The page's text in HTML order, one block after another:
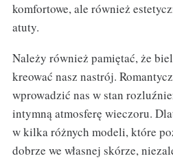
komfortowe, ale również
atuty.
Należy również pamiętać, że
kreować nasz nastrój.
wprowadzić nas w stan
intymną atmosferę wieczoru.
w kilka różnych modeli, które
dobrze we własnej skórze,